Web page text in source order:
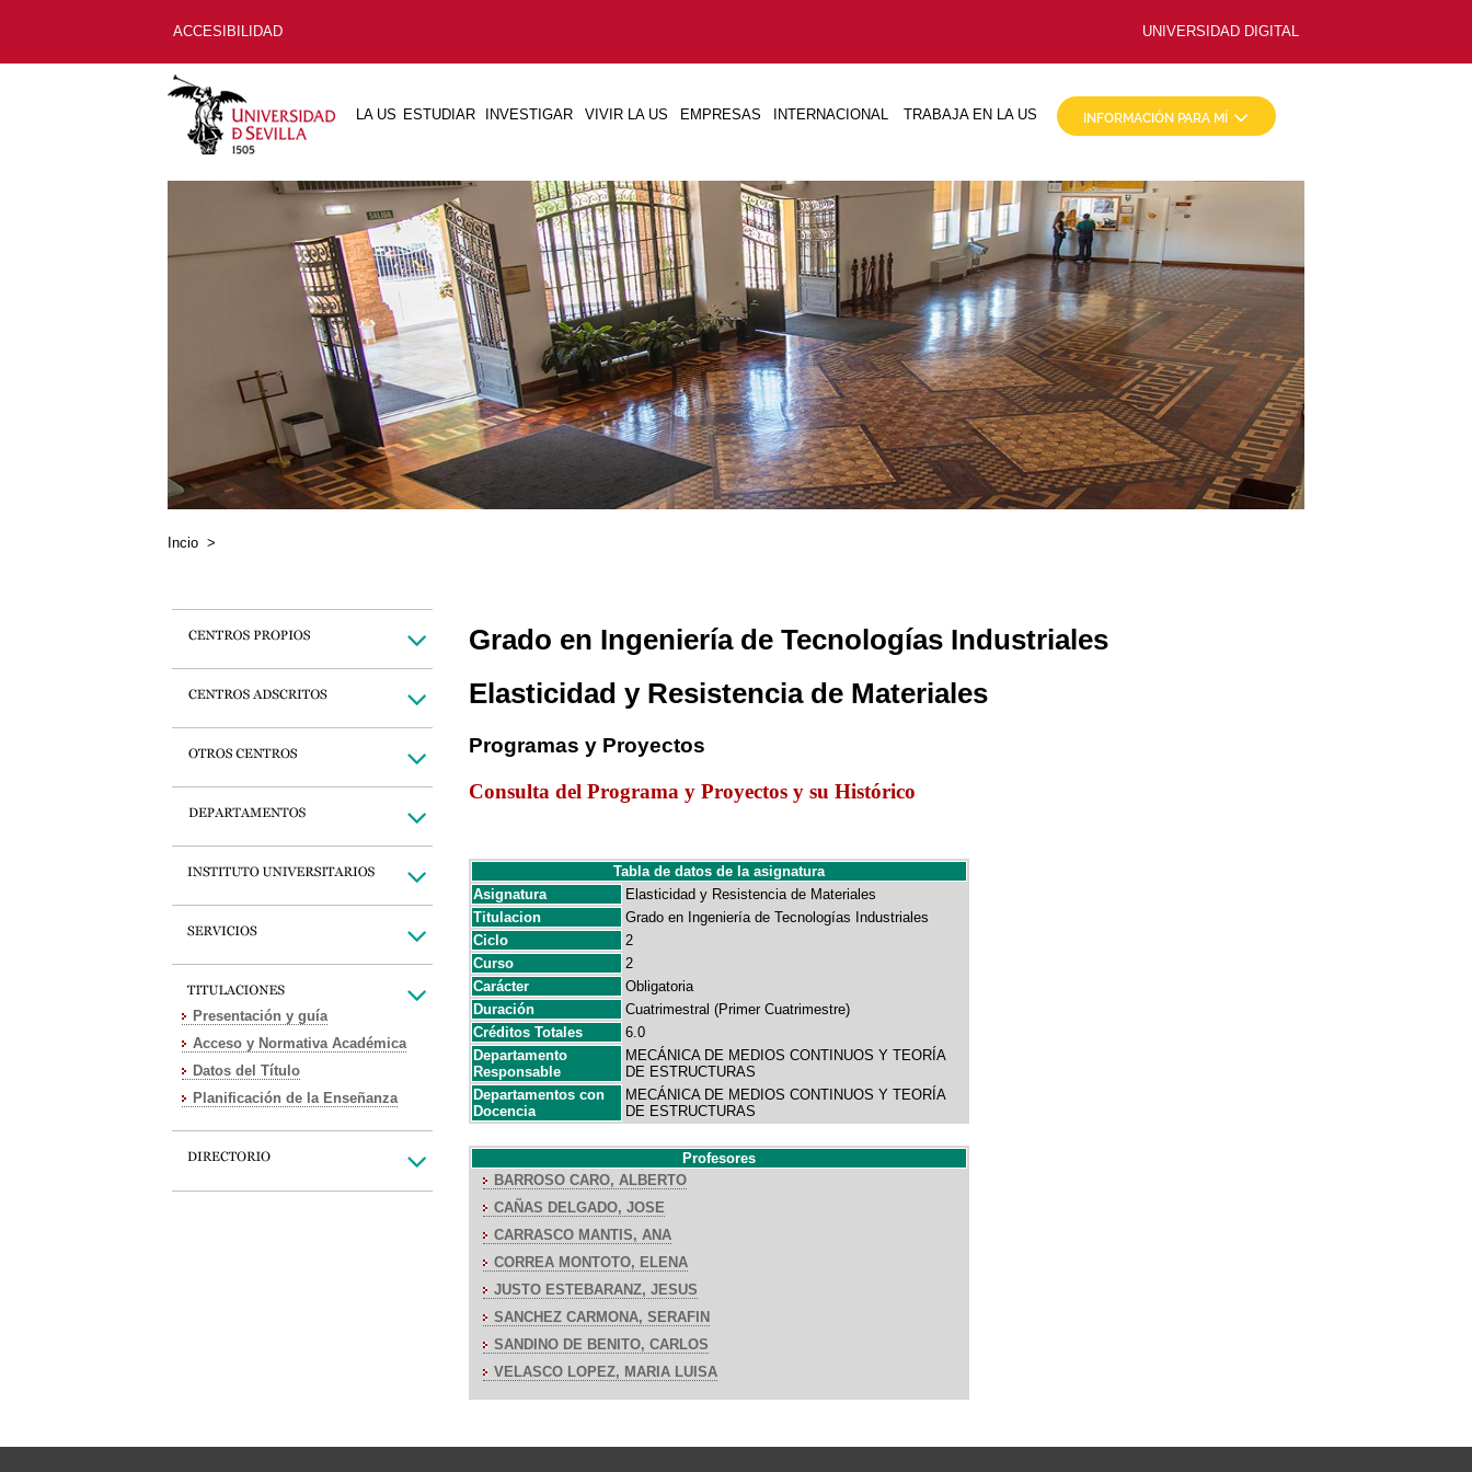
ACCESIBILIDAD UNIVERSIDAD DIGITAL
LA US ESTUDIAR INVESTIGAR VIVIR LA US EMPRESAS INTERNACIONAL TRABAJA EN LA US
Incio >
Presentación y guía
Acceso y Normativa Académica
Datos del Título
Planificación de la Enseñanza
Grado en Ingeniería de Tecnologías Industriales
Elasticidad y Resistencia de Materiales
Programas y Proyectos
Consulta del Programa y Proyectos y su Histórico
Tabla de datos de la asignatura
Asignatura
Elasticidad y Resistencia de Materiales
Titulacion
Grado en Ingeniería de Tecnologías Industriales
Ciclo
2
Curso
2
Carácter
Obligatoria
Duración
Cuatrimestral (Primer Cuatrimestre)
Créditos Totales
6.0
Departamento
Responsable
MECÁNICA DE MEDIOS CONTINUOS Y TEORÍA
DE ESTRUCTURAS
Departamentos con
Docencia
MECÁNICA DE MEDIOS CONTINUOS Y TEORÍA
DE ESTRUCTURAS
Profesores
BARROSO CARO, ALBERTO
CAÑAS DELGADO, JOSE
CARRASCO MANTIS, ANA
CORREA MONTOTO, ELENA
JUSTO ESTEBARANZ, JESUS
SANCHEZ CARMONA, SERAFIN
SANDINO DE BENITO, CARLOS
VELASCO LOPEZ, MARIA LUISA